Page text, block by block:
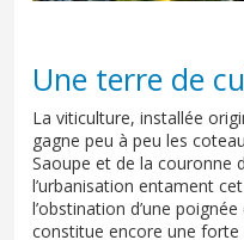
Une terre de
La viticulture, installée
gagne peu à peu les
Saoupe et de la couronne
l’urbanisation entament
l’obstination d’une
constitue encore une